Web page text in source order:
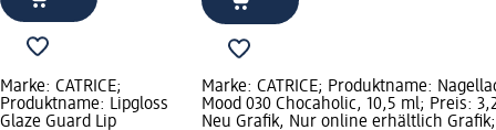
Marke: CATRICE;
Produktname: Lipgloss
Glaze Guard Lip
Marke: CATRICE; Produktname:
Mood 030 Chocaholic, 10,5 ml; Preis:
Neu Grafik, Nur online erhältlich Grafik;